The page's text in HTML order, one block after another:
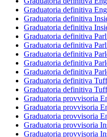
Graduatoria definitiva
Graduatoria definitiva
Graduatoria definitiva
Graduatoria definitiva
Graduatoria definitiva
Graduatoria definitiva
Graduatoria definitiva
Graduatoria definitiva
Graduatoria definitiva
Graduatoria definitiva
Graduatoria provvisoria
Graduatoria provvisoria
Graduatoria provvisoria
Graduatoria provvisoria
Graduatoria provvisoria